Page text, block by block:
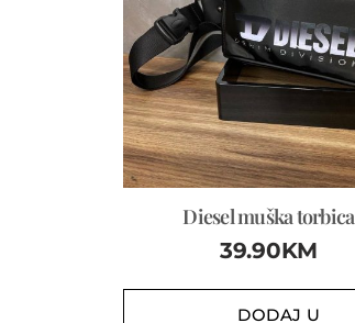
Diesel muška torbica
39.90KM
DODAJ U